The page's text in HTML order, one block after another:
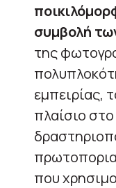
συμβολή
της
εμπειρίας,
πλαίσιο
που